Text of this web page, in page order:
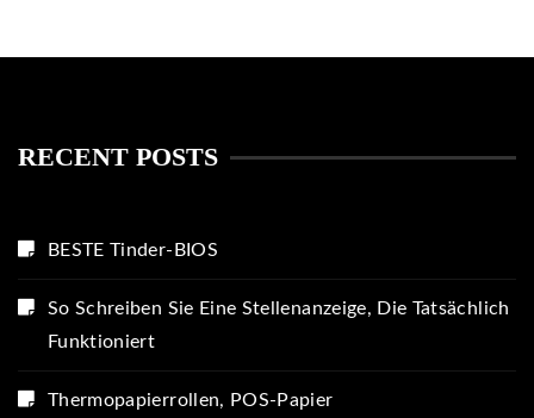
RECENT POSTS
BESTE Tinder-BIOS
So Schreiben Sie Eine Stellenanzeige, Die Tatsächlich
Funktioniert
Thermopapierrollen, POS-Papier